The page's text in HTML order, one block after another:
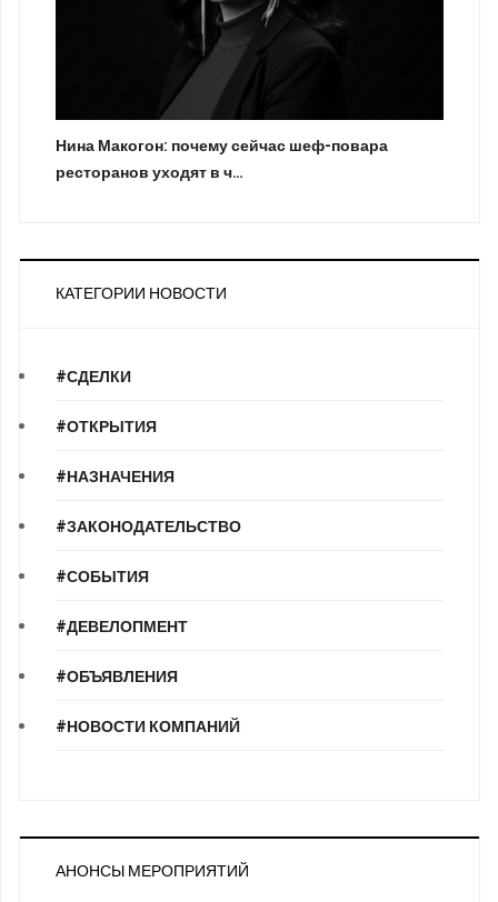
Нина Макогон: почему сейчас шеф-повара
ресторанов уходят в ч…
КАТЕГОРИИ НОВОСТИ
#СДЕЛКИ
#ОТКРЫТИЯ
#НАЗНАЧЕНИЯ
#ЗАКОНОДАТЕЛЬСТВО
#СОБЫТИЯ
#ДЕВЕЛОПМЕНТ
#ОБЪЯВЛЕНИЯ
#НОВОСТИ КОМПАНИЙ
АНОНСЫ МЕРОПРИЯТИЙ